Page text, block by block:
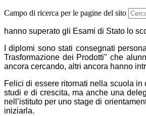
Campo di ricerca per le pagine del sito
hanno superato gli Esami di Stato lo
I diplomi sono stati consegnati
Trasformazione dei Prodotti" che
ancora cercando, altri ancora hanno
Felici di essere ritornati nella scuola
studi e di crescita, ma anche una
nell’istituto per uno stage di
iniziarla.